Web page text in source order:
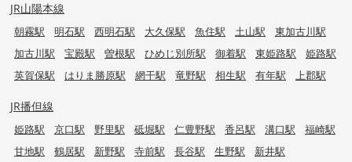
JR山陽本線
朝霧駅 明石駅 西明石駅 大久保駅 魚住駅 土山駅
東加古川駅
加古川駅
宝殿駅 曽根駅 ひめじ別所駅 御着駅 東姫路駅
姫路駅
英賀保駅
はりま勝原駅 網干駅 竜野駅 相生駅 有年駅 上郡駅
JR播但線
姫路駅 京口駅 野里駅 砥堀駅 仁豊野駅 香呂駅 溝口駅
福崎駅
甘地駅
鶴居駅 新野駅 寺前駅 長谷駅 生野駅 新井駅